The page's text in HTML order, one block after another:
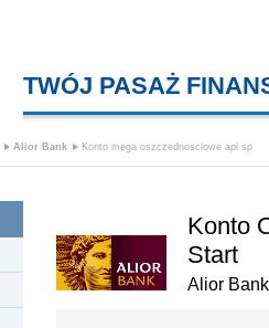
TWÓJ PASAŻ
Alior Bank Konto mega oszczednosciowe api sp
Konto
Start
Alior Bank